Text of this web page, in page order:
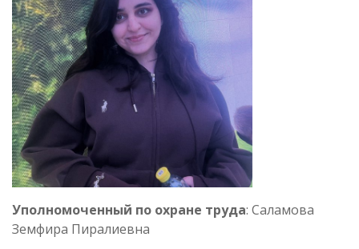
Уполномоченный по охране труда: Саламова
Земфира Пиралиевна